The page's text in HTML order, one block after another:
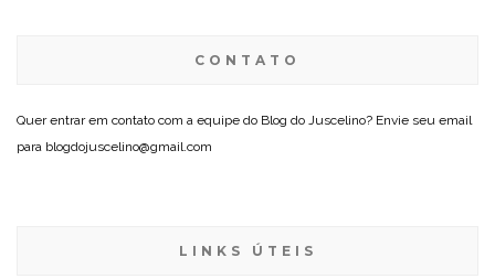
CONTATO
Quer entrar em contato com a equipe do Blog do Juscelino? Envie seu email
para blogdojuscelino@gmail.com
LINKS ÚTEIS